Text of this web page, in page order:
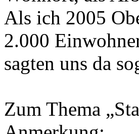
Als ich 2005
2.000
sagten uns da
Zum Thema